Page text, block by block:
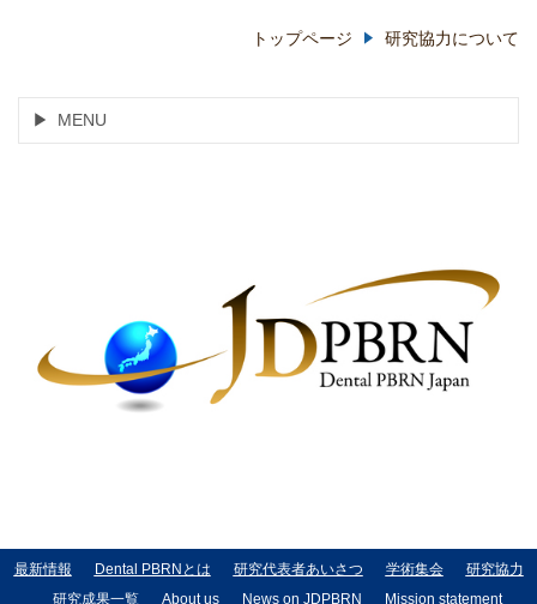
トップページ 研究協力について
MENU
最新情報 Dental PBRNとは 研究代表者あいさつ 学術集会
研究協力
研究成果一覧
About us News on JDPBRN Mission statement